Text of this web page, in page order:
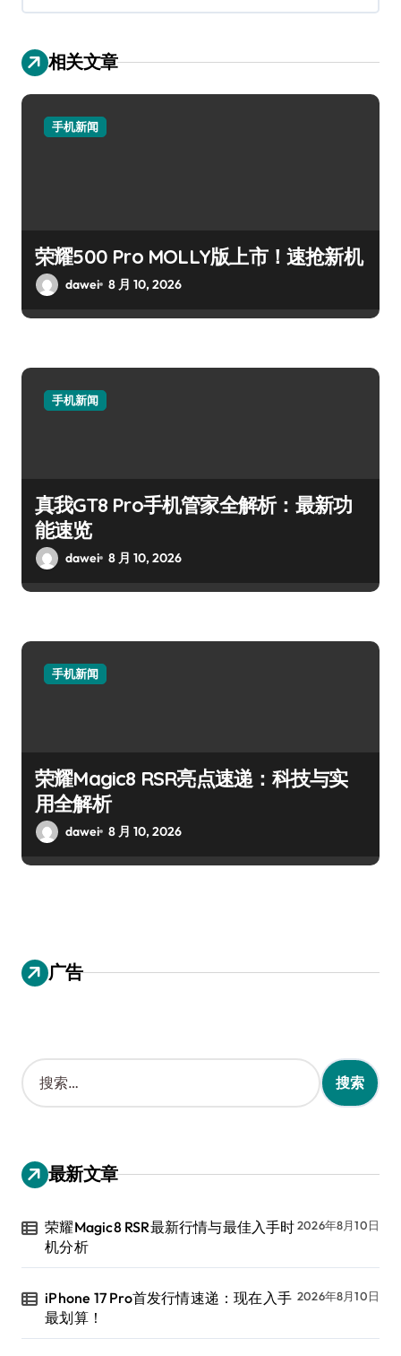
相关文章
手机新闻
荣耀500 Pro MOLLY版上市！速抢新机
dawei 8 月 10, 2026
手机新闻
真我GT8 Pro手机管家全解析：最新功
能速览
dawei 8 月 10, 2026
手机新闻
荣耀Magic8 RSR亮点速递：科技与实
用全解析
dawei 8 月 10, 2026
广告
搜
索
：
最新文章
荣耀Magic8 RSR最新行情与最佳入手时
机分析
2026年8月10日
iPhone 17 Pro首发行情速递：现在入手
最划算！
2026年8月10日